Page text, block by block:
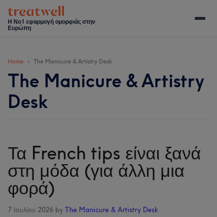
Skip
main
Skip
secondary
Skip
primary
Skip
footer
Η Νο1 εφαρμογή ομορφιάς στην
Ευρώπη
Home The Manicure & Artistry Desk
The Manicure & Artistry
Desk
Τα French tips είναι ξανά
στη μόδα (για άλλη μια
φορά)
7 Ιουλίου 2026 by The Manicure & Artistry Desk